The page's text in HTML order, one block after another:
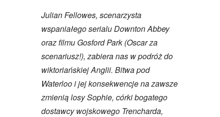
Julian Fellowes, scenarzysta
wspaniałego serialu Downton Abbey
oraz filmu Gosford Park (Oscar za
scenariusz!), zabiera nas w podróż do
wiktoriańskiej Anglii. Bitwa pod
Waterloo i jej konsekwencje na zawsze
zmienią losy Sophie, córki bogatego
dostawcy wojskowego Trencharda,